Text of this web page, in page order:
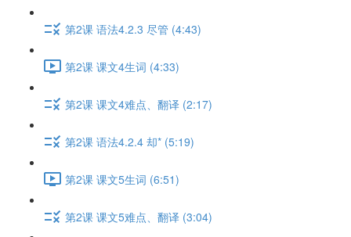
第2课 语法4.2.3 尽管 (4:43)
第2课 课文4生词 (4:33)
第2课 课文4难点、翻译 (2:17)
第2课 语法4.2.4 却* (5:19)
第2课 课文5生词 (6:51)
第2课 课文5难点、翻译 (3:04)